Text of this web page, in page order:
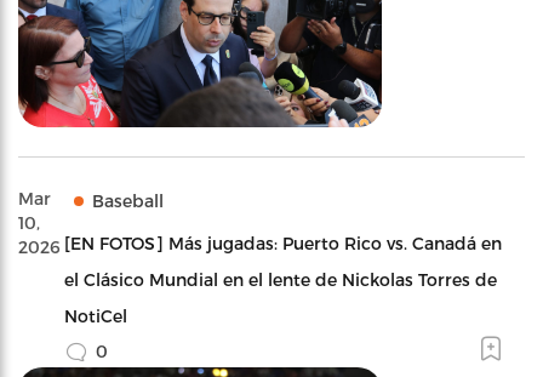
Mar
10,
2026
Baseball
[EN FOTOS] Más jugadas: Puerto Rico vs. Canadá en
el Clásico Mundial en el lente de Nickolas Torres de
NotiCel
0